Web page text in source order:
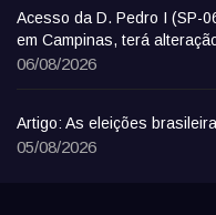
Acesso da D. Pedro I (SP-
em Campinas, terá
06/08/2026
Artigo: As eleições
05/08/2026